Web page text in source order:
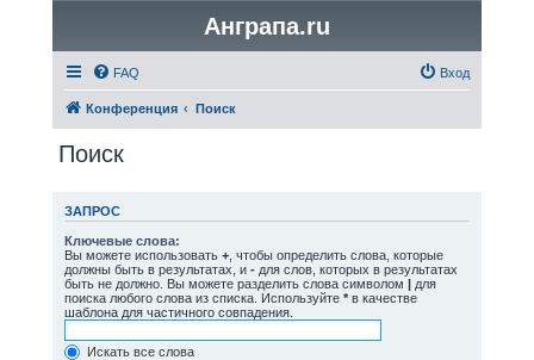
Анграпа.ru
FAQ Вход
Конференция Поиск
Поиск
ЗАПРОС
Ключевые слова:
Вы можете использовать +, чтобы определить слова, которые
должны быть в результатах, и -для слов, которых в результатах
быть не должно. Вы можете разделить слова символом |для
поиска любого слова из списка. Используйте *в качестве
шаблона для частичного совпадения.
Искать все слова